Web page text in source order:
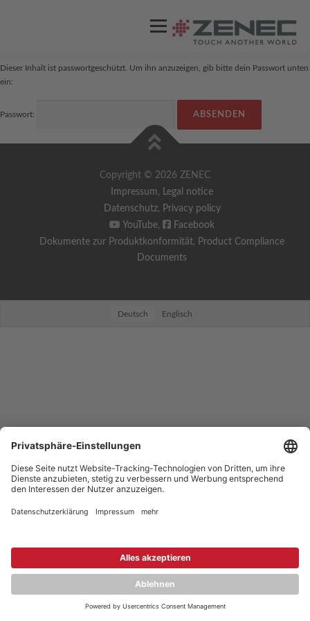
Menü
SUPPORT
Dieser Inhalt ist passwortgeschützt. Um ihn anzuzeigen, gib bitte dein Passwort unten
ein:
Passwort:
Copyright © 2026 ZENEC
Impressum, Legal notice
Datenschutz, Privacy policy
YouTube,
Facebook
Dokumente zur Produktkonformität, Product Compliance
Documents
Deutsch Englisch